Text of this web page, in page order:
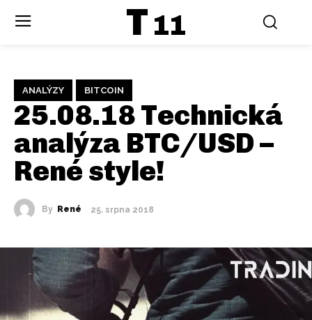
T 11
ANALÝZY BITCOIN
25.08.18 Technická
analýza BTC/USD –
René style!
By René 25. srpna 2018